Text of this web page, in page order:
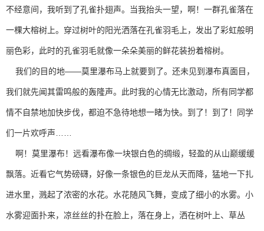
不经意间，我听到了孔雀扑翅声。当我抬头一望，啊！一群孔雀落在
一棵大榕树上。穿过树叶的阳光洒落在孔雀羽毛上，发出了彩虹般明
丽色彩，此时的孔雀羽毛就像一朵朵美丽的鲜花装扮着榕树。
我们的目的地——莫里瀑布马上就要到了。还未见到瀑布真面目，
我们就先闻其雷鸣般的轰隆声。此时我的心情无比激动，所有同学都
情不自禁地加快步伐，都迫不急待地想一睹为快。到了！到了！同学
们一片欢呼声……
啊！莫里瀑布！远看瀑布像一块银白色的绸缎，轻盈的从山巅缓缓
飘落。近看它气势磅礴，好像一条银色的巨龙从天而降，猛地一下扎
进水里，溅起了浓密的水花。水花随风飞舞，变成了细小的水雾。小
水雾迎面扑来，凉丝丝的扑在脸上，落在身上，洒在树叶上、草丛